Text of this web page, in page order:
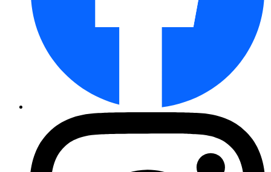
Möhre Berlikumer 2 (Lange rote ...